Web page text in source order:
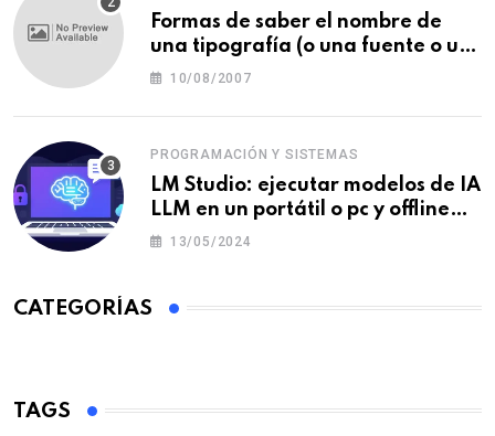
Formas de saber el nombre de
una tipografía (o una fuente o un
tipo de letra)
10/08/2007
PROGRAMACIÓN Y SISTEMAS
LM Studio: ejecutar modelos de IA
LLM en un portátil o pc y offline
para crear tu chatbot local
13/05/2024
CATEGORÍAS
TAGS